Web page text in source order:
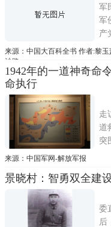
暴
军
军
产
员
战
来源：中国大百科全书 作者:黎
沙路
1942年的一道神奇命
命执行
走
道
突
细
的
来源：中国军网-解放军报
景晓村：智勇双全建
委
后